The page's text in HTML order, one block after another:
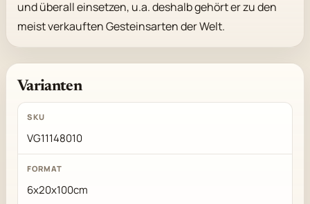
und überall einsetzen, u.a. deshalb gehört er zu den
meist verkauften Gesteinsarten der Welt.
Varianten
VG11148010
6x20x100cm